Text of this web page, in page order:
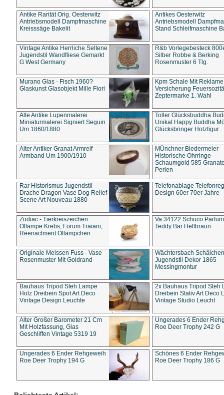
Antike Rarität Orig. Oesterwitz
Antriebsmodell Dampfmaschine
Kreisssäge Bakelit
Antikes Oesterwitz
Antriebsmodell
Stand Schleifmaschine
Vintage Antike Herrliche Seltene
Jugendstil Wandfliese Gemarkt
G West Germany
R&b Vorlegebesteck
Silber Robbe & Berking
Rosenmuster 6 Tlg.
Murano Glas - Fisch 1960?
Glaskunst Glasobjekt Mille Fiori
Kpm Schale Mit Reklame
Versicherung
Zeptermarke 1. Wahl
Alte Antike Lupenmalerei
Miniaturmalerei Signiert Seguin
Um 1860/1880
Toller Glücksbuddha
Unikat Happy Buddha
Glücksbringer Holzfigur
Alter Antiker Granat Armreif
Armband Um 1900/1910
MÜnchner Biedermeier
Historische Ohrringe
Schaumgold 585
Perlen
Rar Historismus Jugendstil
Drache Dragon Vase Dog Relief
Scene Art Nouveau 1880
Telefonablage
Design 60er 70er Jahre
Zodiac - Tierkreiszeichen
Öllampe Krebs, Forum Traiani,
Reenactment Öllämpchen
Va 34122 Schuco
Teddy Bär Hellbraun
Originale Meissen Fuss - Vase
Rosenmuster Mit Goldrand
Wächtersbach Schälchen
Jugendstil Dekor 1865
Messingmontur
Bauhaus Tripod Steh Lampe
Holz Dreibein Spot Art Deco
Vintage Design Leuchte
2x Bauhaus Tripod Steh
Dreibein Stativ Art Deco
Vintage Studio Leucht
Alter Großer Barometer 21 Cm
Mit Holzfassung, Glas
Geschliffen Vintage 5319 19
Ungerades 6 Ender
Roe Deer Trophy 242 G
Ungerades 6 Ender Rehgeweih
Roe Deer Trophy 194 G
Schönes 6 Ender
Roe Deer Trophy 186 G